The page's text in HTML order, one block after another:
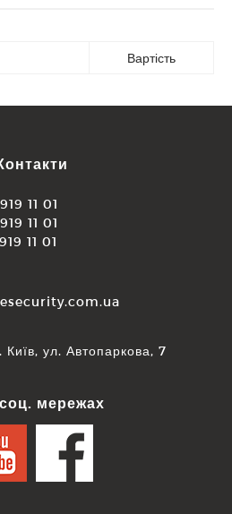
Вартість
11 01
11 01
11 01
Київ, ул. Автопаркова, 7
мережах